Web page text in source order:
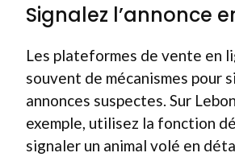
Signalez l’annonce
Les plateformes de vente en
souvent de mécanismes pour
annonces suspectes. Sur
exemple, utilisez la fonction
signaler un animal volé en